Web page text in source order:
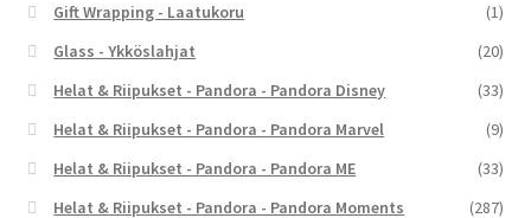
Gift Wrapping - Laatukoru
(1)
Glass - Ykköslahjat
(20)
Helat & Riipukset - Pandora - Pandora Disney
(33)
Helat & Riipukset - Pandora - Pandora Marvel
(9)
Helat & Riipukset - Pandora - Pandora ME
(33)
Helat & Riipukset - Pandora - Pandora Moments
(287)